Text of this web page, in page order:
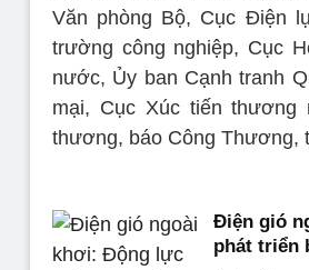
Văn phòng Bộ, Cục Điện
trường công nghiệp, Cục
nước, Ủy ban Cạnh tranh
mại, Cục Xúc tiến thương
thương, báo Công Thương,
Điện gió
phát triển